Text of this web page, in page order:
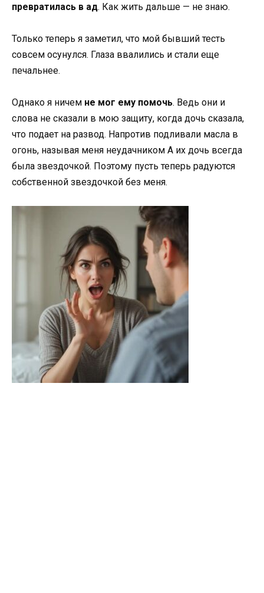
превратилась в ад. Как жить дальше — не знаю.
Только теперь я заметил, что мой бывший тесть
совсем осунулся. Глаза ввалились и стали еще
печальнее.
Однако я ничем не мог ему помочь. Ведь они и
слова не сказали в мою защиту, когда дочь сказала,
что подает на развод. Напротив подливали масла в
огонь, называя меня неудачником А их дочь всегда
была звездочкой. Поэтому пусть теперь радуются
собственной звездочкой без меня.